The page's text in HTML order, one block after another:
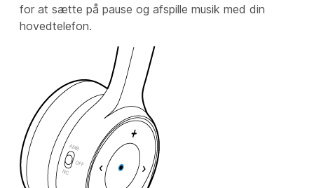
for at sætte på pause og afspille musik med din
hovedtelefon.